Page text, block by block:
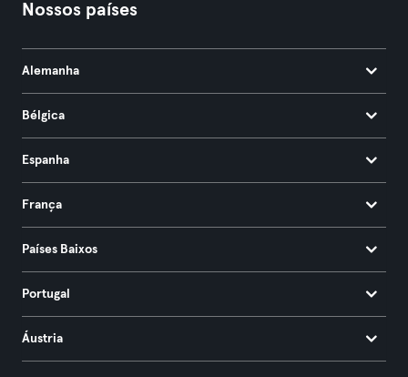
Nossos países
Alemanha
Bélgica
Espanha
França
Países Baixos
Portugal
Áustria